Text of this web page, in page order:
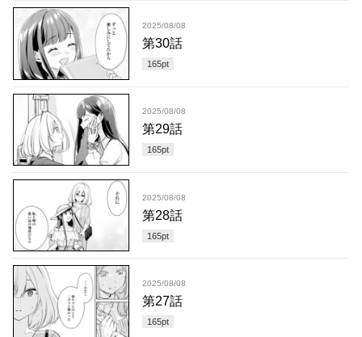
2025/08/08
第30話
165pt
2025/08/08
第29話
165pt
2025/08/08
第28話
165pt
2025/08/08
第27話
165pt